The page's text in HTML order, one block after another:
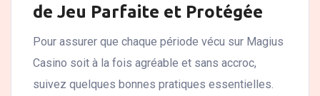
de Jeu Parfaite et Protégée
Pour assurer que chaque période vécu sur Magius
Casino soit à la fois agréable et sans accroc,
suivez quelques bonnes pratiques essentielles.